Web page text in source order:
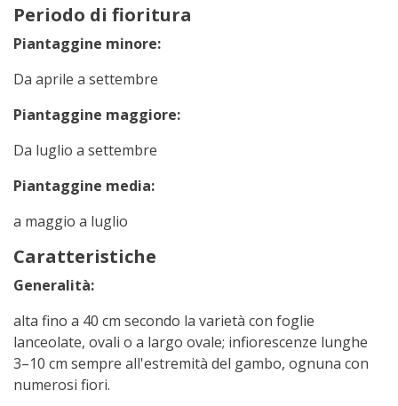
Periodo di fioritura
Piantaggine minore:
Da aprile a settembre
Piantaggine maggiore:
Da luglio a settembre
Piantaggine media:
a maggio a luglio
Caratteristiche
Generalità:
alta fino a 40 cm secondo la varietà con foglie
lanceolate, ovali o a largo ovale; infiorescenze lunghe
3–10 cm sempre all'estremità del gambo, ognuna con
numerosi fiori.